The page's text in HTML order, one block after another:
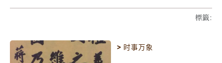
標籤:
> 时事万象